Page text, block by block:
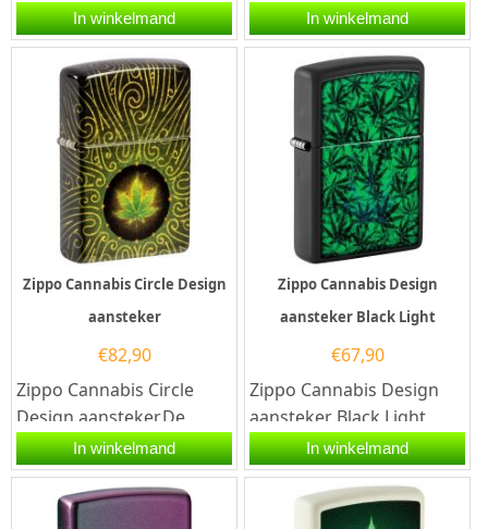
Zippo Blue Cannabis
Design aansteker heeft
een matt...
In winkelmand
aansteker is mat...
In winkelmand
Zippo Cannabis Circle Design
aansteker
€82,90
Zippo Cannabis Circle
Design aansteker.De
Zippo Cannabis Circle
Design aansteker heeft
een...
In winkelmand
Zippo Cannabis Design
aansteker Black Light
€67,90
Zippo Cannabis Design
aansteker Black Light.
Zwarte Zippo aansteker
met aan de voorzijde
In winkelmand